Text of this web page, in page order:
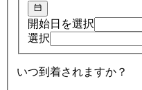
開始日を選択
選択
いつ到着されますか？